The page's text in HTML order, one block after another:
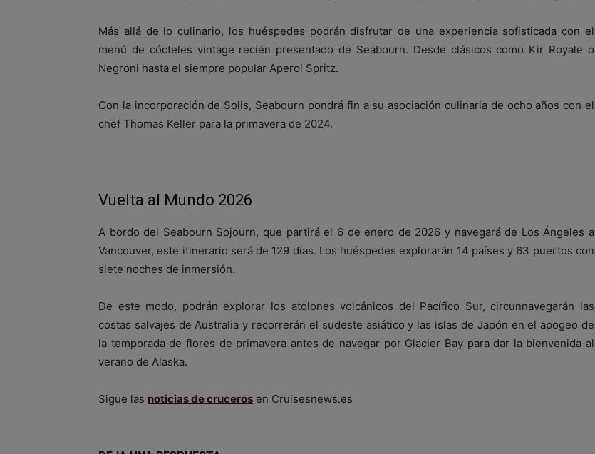
Más allá de lo culinario, los huéspedes podrán disfrutar de una experiencia sofisticada con el
menú de cócteles vintage recién presentado de Seabourn. Desde clásicos como Kir Royale o
Negroni hasta el siempre popular Aperol Spritz.
Con la incorporación de Solis, Seabourn pondrá fin a su asociación culinaria de ocho años con el
chef Thomas Keller para la primavera de 2024.
Vuelta al Mundo 2026
A bordo del Seabourn Sojourn, que partirá el 6 de enero de 2026 y navegará de Los Ángeles a
Vancouver, este itinerario será de 129 días. Los huéspedes explorarán 14 países y 63 puertos con
siete noches de inmersión.
De este modo, podrán explorar los atolones volcánicos del Pacífico Sur, circunnavegarán las
costas salvajes de Australia y recorrerán el sudeste asiático y las islas de Japón en el apogeo de
la temporada de flores de primavera antes de navegar por Glacier Bay para dar la bienvenida al
verano de Alaska.
Sigue las noticias de cruceros en Cruisesnews.es